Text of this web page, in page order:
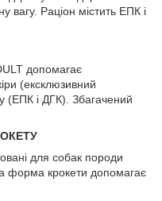
вагу. Раціон містить ЕПК і
допомагає
(ексклюзивний
(ЕПК і ДГК). Збагачений
для собак породи
форма крокети допомагає